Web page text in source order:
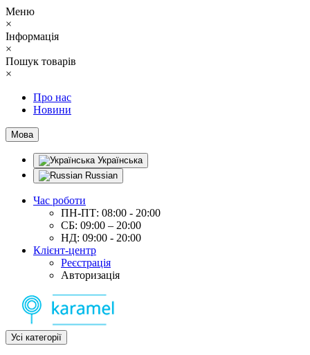
Меню
×
Інформація
×
Пошук товарів
×
Про нас
Новини
Мова
Українська
Russian
Час роботи
ПН-ПТ: 08:00 - 20:00
СБ: 09:00 – 20:00
НД: 09:00 - 20:00
Клієнт-центр
Реєстрація
Авторизація
Усі категорії